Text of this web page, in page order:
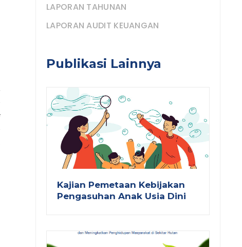
LAPORAN TAHUNAN
LAPORAN AUDIT KEUANGAN
Publikasi Lainnya
Kajian Pemetaan Kebijakan
Pengasuhan Anak Usia Dini